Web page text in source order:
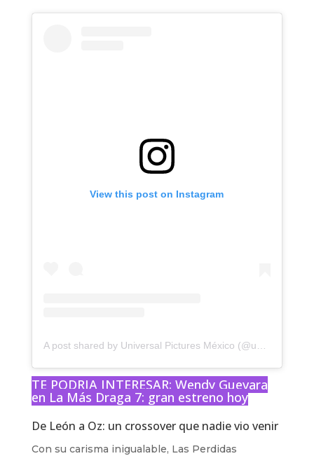
View this post on Instagram
TE PODRIA INTERESAR: Wendy Guevara
en La Más Draga 7: gran estreno hoy
De León a Oz: un crossover que nadie vio venir
Con su carisma inigualable, Las Perdidas